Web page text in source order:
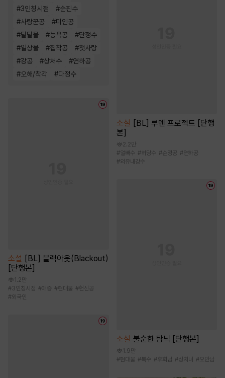
#3인칭시점 #순진수
#사랑꾼공 #미인공
#달달물 #능욕공 #단정수
#일상물 #집착공 #첫사랑
#강공 #상처수 #연하공
#오해/착각 #다정수
소설 [BL] 블랙아웃(Blackout)
[단행본]
1.2만
#3인칭시점 #애증 #현대물 #헌신공
#외국인
소설 [BL] 루멘 프로젝트 [단행
본]
2.2만
#얼빠수 #허당수 #순정공 #연하공
#외유내강수
소설 불순한 탐닉 [단행본]
1.9만
#현대물 #복수 #후회남 #상처녀 #오만남